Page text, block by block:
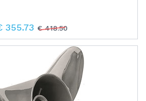
355.73 € 418.50